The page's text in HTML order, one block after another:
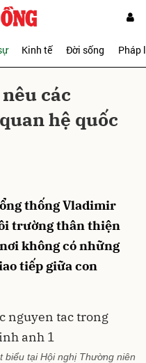
Kinh tế Đời sống Pháp
các
hệ quốc
thống Vladimir
trường thân thiện
không có những
tiếp giữa con
biểu tại Hội nghị Thường niên
Hủy Gửi